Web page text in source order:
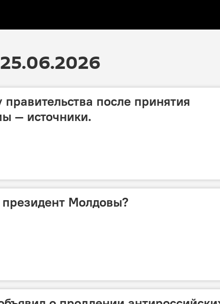
правительства после принятия
— источники.
Молдовы?